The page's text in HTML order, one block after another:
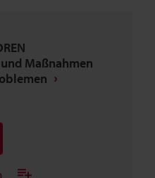
Maßnahmen